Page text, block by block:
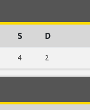
S D
4 2